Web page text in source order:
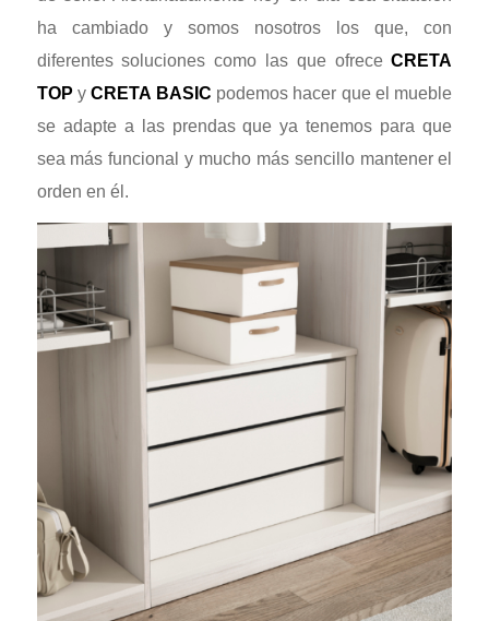
ha cambiado y somos nosotros los que, con
diferentes soluciones como las que ofreceCRETA
TOP yCRETA BASIC podemos hacer que el mueble
se adapte a las prendas que ya tenemos para que
sea más funcional y mucho más sencillo mantener el
orden en él.